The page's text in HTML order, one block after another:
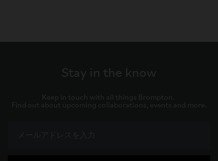
Stay in the know
Keep in touch with all things Brompton.
Find out about upcoming collaborations, events and more.